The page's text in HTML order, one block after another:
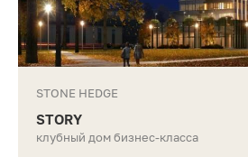
STONE HEDGE
STORY
клубный дом бизнес-класса